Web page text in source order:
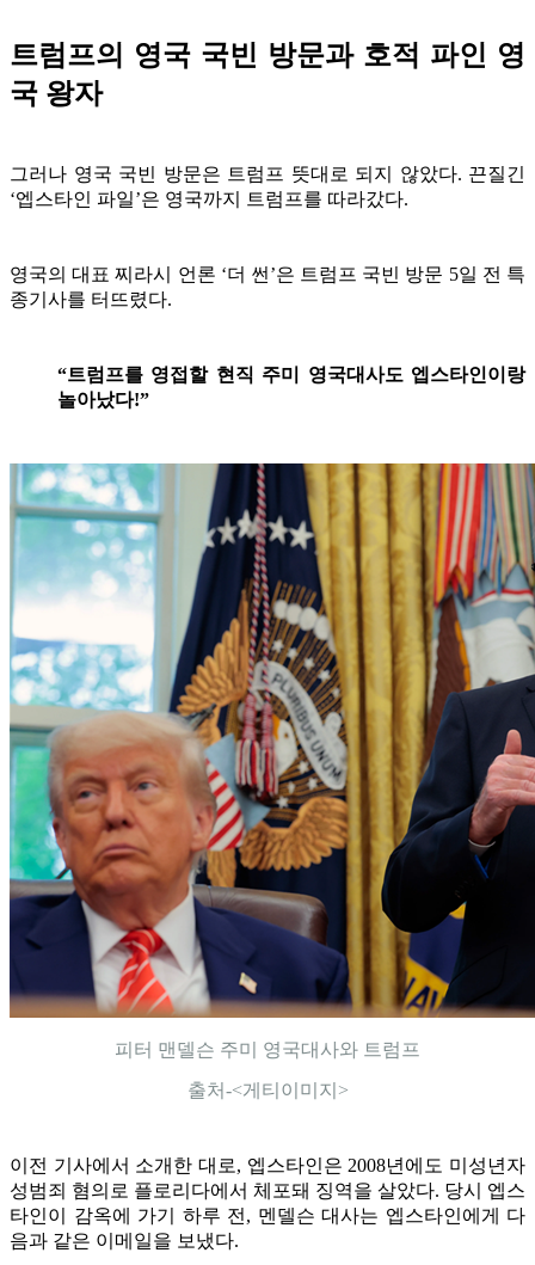
트럼프의 영국 국빈 방문과 호적 파인 영
국 왕자
그러나 영국 국빈 방문은 트럼프 뜻대로 되지 않았다. 끈질긴
‘엡스타인 파일’은 영국까지 트럼프를 따라갔다.
영국의 대표 찌라시 언론 ‘더 썬’은 트럼프 국빈 방문 5일 전 특
종기사를 터뜨렸다.
“트럼프를 영접할 현직 주미 영국대사도 엡스타인이랑
놀아났다!”
피터 맨델슨 주미 영국대사와 트럼프
출처-<게티이미지>
이전 기사에서 소개한 대로, 엡스타인은 2008년에도 미성년자
성범죄 혐의로 플로리다에서 체포돼 징역을 살았다. 당시 엡스
타인이 감옥에 가기 하루 전, 멘델슨 대사는 엡스타인에게 다
음과 같은 이메일을 보냈다.